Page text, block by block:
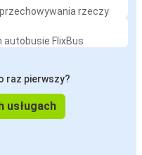
rzeczy
autobusie FlixBus
raz pierwszy?
usługach